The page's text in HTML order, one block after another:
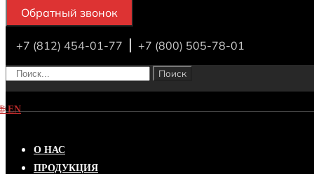
Обратный звонок
+7 (812) 454-01-77 +7 (800) 505-78-01
Поиск
EN
О НАС
ПРОДУКЦИЯ